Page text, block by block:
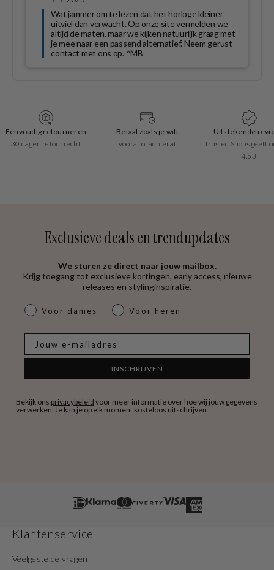
Eenvoudig retourneren
30 dagen retourrecht
Betaal zoals je wilt
vooraf of achteraf
Uitstekende
Trusted Shops geeft
4.53
Exclusieve deals en trendupdates
We sturen ze direct naar jouw mailbox.
Krijg toegang tot exclusieve kortingen, early access, nieuwe
releases en stylinginspiratie.
dames & heren
Voor dames Voor heren
INSCHRIJVEN
Bekijk ons privacybeleid voor meer informatie over hoe wij jouw gegevens
verwerken. Je kan je op elk moment kosteloos uitschrijven.
Klantenservice
Veelgestelde vragen